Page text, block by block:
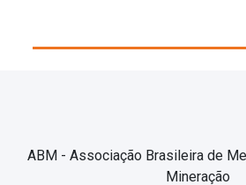
ABM - Associação Brasileira de
Mineração